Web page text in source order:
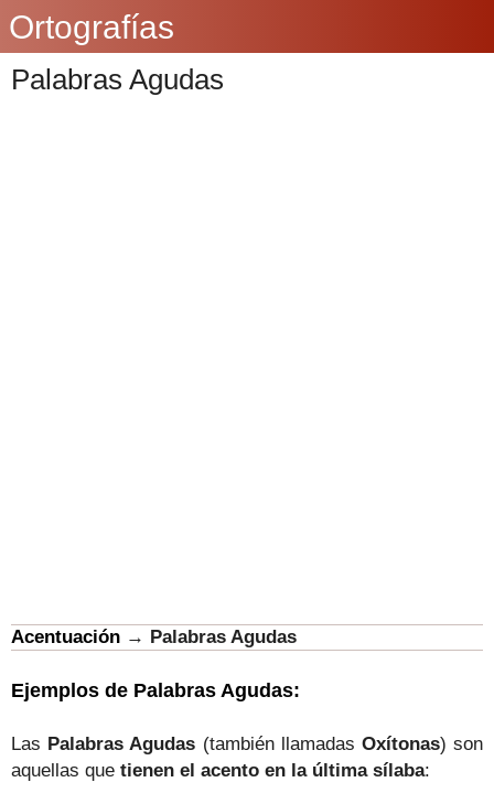
Ortografías
Palabras Agudas
Acentuación → Palabras Agudas
Ejemplos de Palabras Agudas:
Las Palabras Agudas (también llamadas Oxítonas) son
aquellas que tienen el acento en la última sílaba: